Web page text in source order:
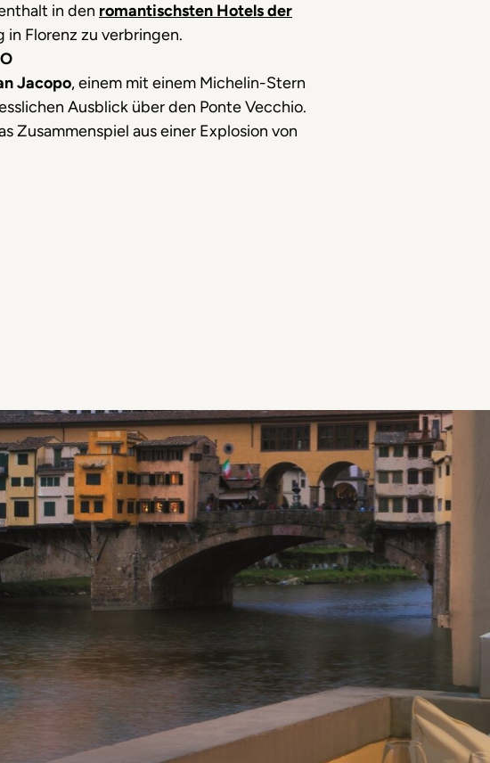
in den romantischsten Hotels der
Florenz zu verbringen.
Jacopo, einem mit einem Michelin-Stern
Ausblick über den Ponte Vecchio.
Zusammenspiel aus einer Explosion von